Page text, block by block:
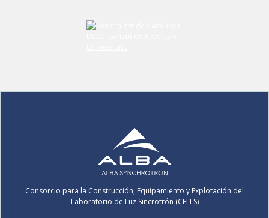
Consorcio para la Construcción, Equipamiento y Explotación del
Laboratorio de Luz Sincrotrón (CELLS)